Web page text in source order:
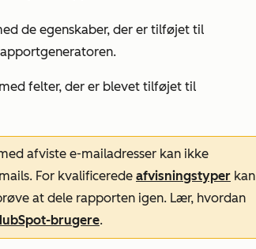
de egenskaber, der er tilføjet til
felter, der er blevet tilføjet til
afviste e-mailadresser kan ikke
For kvalificerede afvisningstyper kan
at dele rapporten igen. Lær, hvordan
brugere.